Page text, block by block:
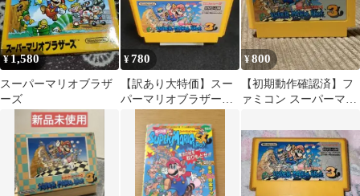
¥1,580
スーパーマリオブラザ
ーズ
¥780
【訳あり大特価】スー
パーマリオブラザーズ
¥800
【初期動作確認済】フ
ァミコン スーパーマリ
ットのみ